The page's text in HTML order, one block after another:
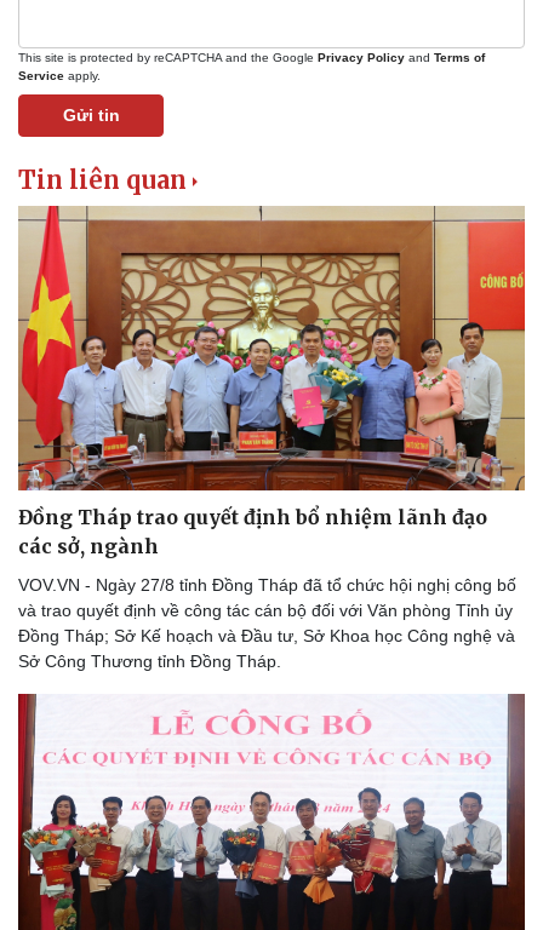
Quan sát
Cuộc sống đó đây
Hồ sơ
Video
This site is protected by reCAPTCHA and the Google Privacy Policy and Terms of
Service apply.
Gửi tin
Tin liên quan
Đồng Tháp trao quyết định bổ nhiệm lãnh đạo
các sở, ngành
VOV.VN - Ngày 27/8 tỉnh Đồng Tháp đã tổ chức hội nghị công bố
và trao quyết định về công tác cán bộ đối với Văn phòng Tỉnh ủy
Đồng Tháp; Sở Kế hoạch và Đầu tư, Sở Khoa học Công nghệ và
Sở Công Thương tỉnh Đồng Tháp.